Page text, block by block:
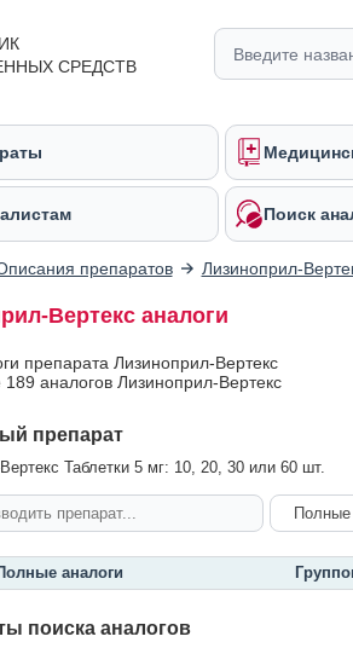
СРЕДСТВ
Поиск
препаратов Лизиноприл-
Вертекс аналоги
препарата Лизиноприл-Вертекс
189 аналогов Лизиноприл-Вертекс
препарат
Таблетки 5 мг: 10, 20, 30 или 60 шт.
аналоги
поиска аналогов